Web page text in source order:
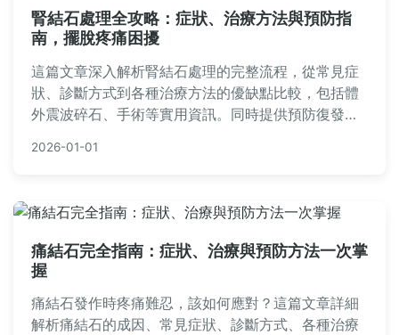
腎結石處理全攻略：症狀、治療方法與預防指
南，擺脫疼痛困擾
這篇文章深入解析腎結石處理的完整流程，從常見症
狀、診斷方式到各種治療方法的優缺點比較，包括體
外震波碎石、手術等實用資訊。同時提供預防復發的
腎結石處理，減輕疼痛與焦慮。內容基於真實經驗與
2026-01-01
痛結石完全指南：症狀、治療與預防方法一次掌
握
痛結石發作時疼痛難忍，該如何應對？這篇文章詳細
解析痛結石的成因、常見症狀、診斷方式、各種治療